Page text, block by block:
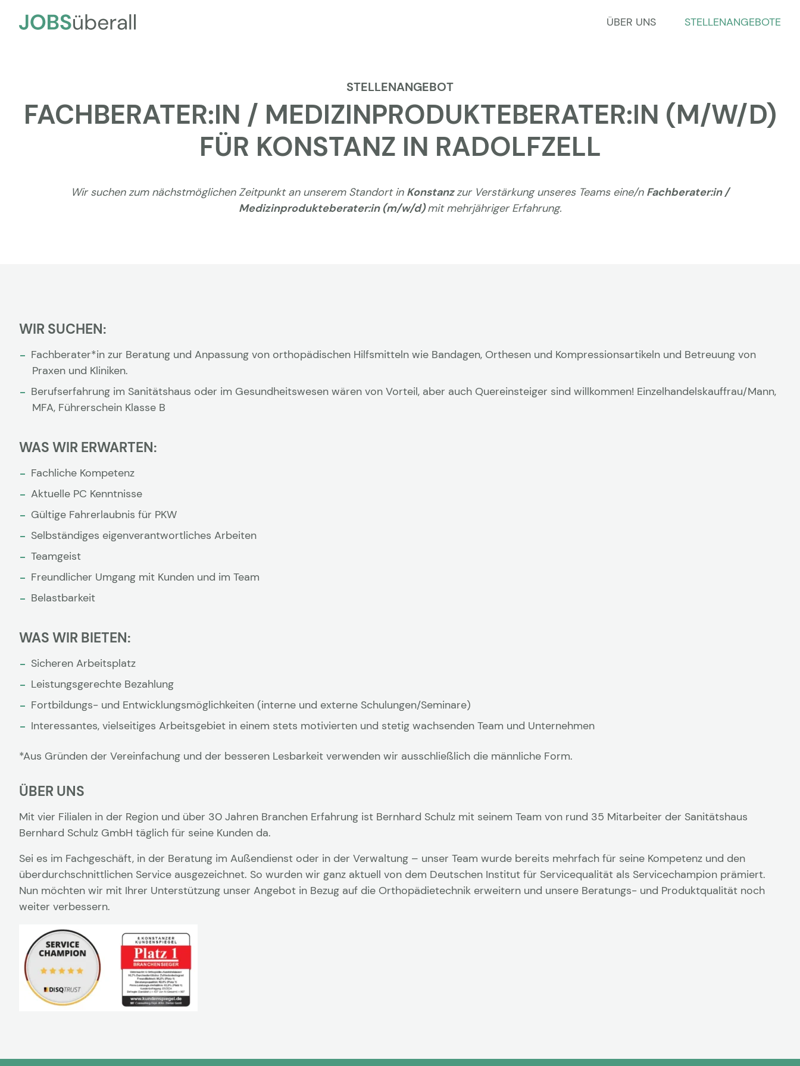
ÜBER UNS STELLENANGEBOTE
STELLENANGEBOT
FACHBERATER:IN / MEDIZINPRODUKTEBERATER:IN (M/W/D)
FÜR KONSTANZ IN RADOLFZELL
Wir suchen zum nächstmöglichen Zeitpunkt an unserem Standort in Konstanzzur Verstärkung unseres Teams eine/n Fachberater:in /
Medizinprodukteberater:in (m/w/d)mit mehrjähriger Erfahrung.
WIR SUCHEN:
Fachberater*in zur Beratung und Anpassung von orthopädischen Hilfsmitteln wie Bandagen, Orthesen und Kompressionsartikeln und Betreuung von
Praxen und Kliniken.
Berufserfahrung im Sanitätshaus oder im Gesundheitswesen wären von Vorteil, aber auch Quereinsteiger sind willkommen! Einzelhandelskauffrau/Mann,
MFA, Führerschein Klasse B
WAS WIR ERWARTEN:
Fachliche Kompetenz
Aktuelle PC Kenntnisse
Gültige Fahrerlaubnis für PKW
Selbständiges eigenverantwortliches Arbeiten
Teamgeist
Freundlicher Umgang mit Kunden und im Team
Belastbarkeit
WAS WIR BIETEN:
Sicheren Arbeitsplatz
Leistungsgerechte Bezahlung
Fortbildungs- und Entwicklungsmöglichkeiten (interne und externe Schulungen/Seminare)
Interessantes, vielseitiges Arbeitsgebiet in einem stets motivierten und stetig wachsenden Team und Unternehmen
*Aus Gründen der Vereinfachung und der besseren Lesbarkeit verwenden wir ausschließlich die männliche Form.
ÜBER UNS
Mit vier Filialen in der Region und über 30 Jahren Branchen Erfahrung ist Bernhard Schulz mit seinem Team von rund 35 Mitarbeiter der Sanitätshaus
Bernhard Schulz GmbH täglich für seine Kunden da.
Sei es im Fachgeschäft, in der Beratung im Außendienst oder in der Verwaltung – unser Team wurde bereits mehrfach für seine Kompetenz und den
überdurchschnittlichen Service ausgezeichnet. So wurden wir ganz aktuell von dem Deutschen Institut für Servicequalität als Servicechampion prämiert.
Nun möchten wir mit Ihrer Unterstützung unser Angebot in Bezug auf die Orthopädietechnik erweitern und unsere Beratungs- und Produktqualität noch
weiter verbessern.